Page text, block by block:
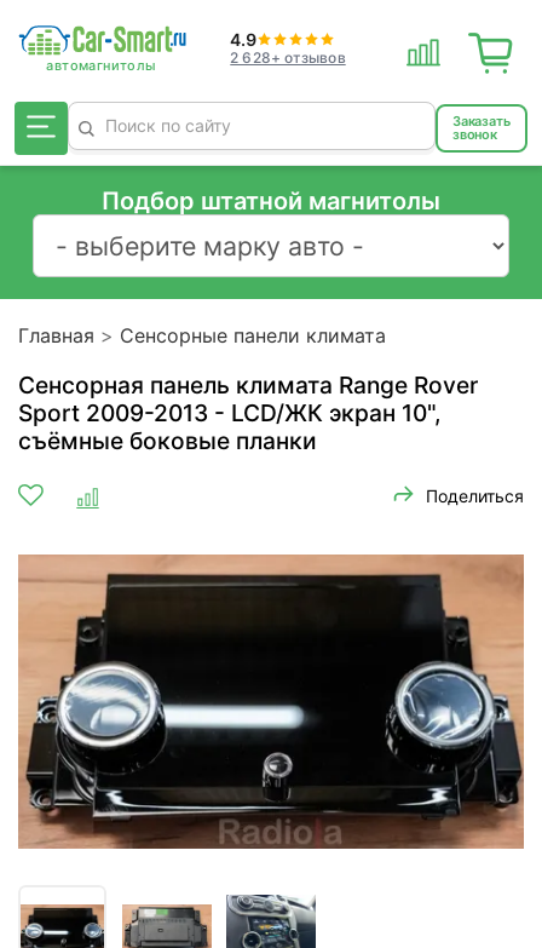
4.9
2 628+ отзывов
Заказать
звонок
Подбор штатной магнитолы
Главная Сенсорные панели климата
Сенсорная панель климата Range Rover
Sport 2009-2013 - LCD/ЖК экран 10",
съёмные боковые планки
Поделиться